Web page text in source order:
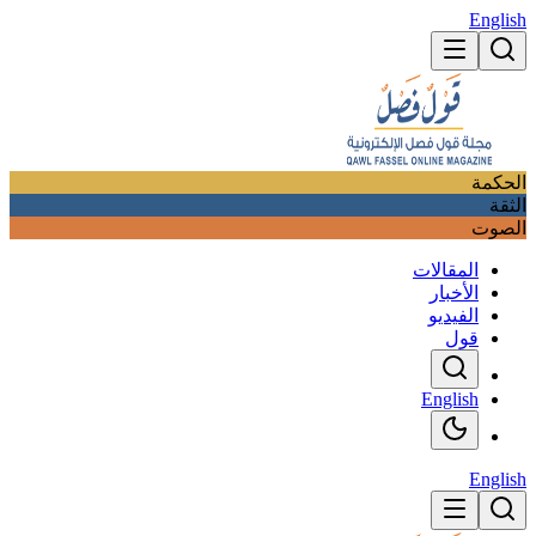
English
الحكمة
الثقة
الصوت
المقالات
الأخبار
الفيديو
قول
English
English